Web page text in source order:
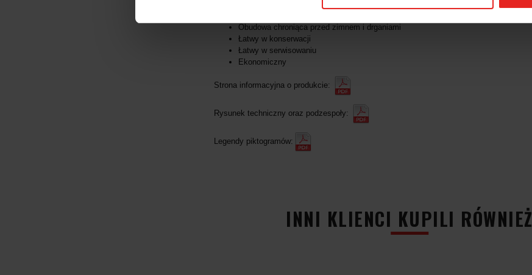
Obudowa chroniąca przed zimnem i drganiami
Łatwy w konserwacji
Łatwy w serwisowaniu
Ekonomiczny
Strona informacyjna o produkcie:
Rysunek techniczny oraz podzespoły:
Legendy piktogramów:
INNI KLIENCI KUPILI RÓWNIEŻ